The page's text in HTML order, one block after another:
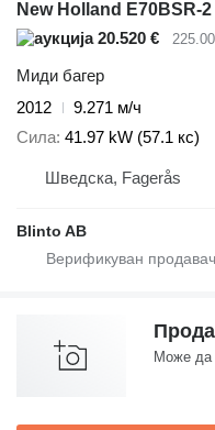
New Holland E70BSR-2
20.520 €
Миди багер
2012
9.271 м/ч
Сила 41.97 kW (57.1 кс)
Шведска, Fagerås
Blinto AB
Може да